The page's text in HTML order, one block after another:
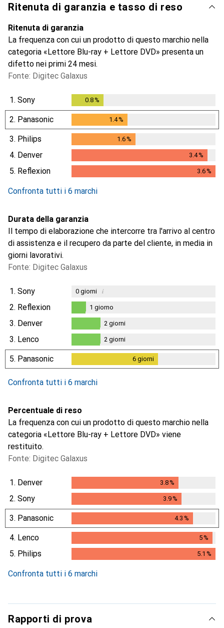
Ritenuta di garanzia e tasso di reso
Ritenuta di garanzia
La frequenza con cui un prodotto di questo marchio nella
categoria «Lettore Blu-ray + Lettore DVD» presenta un
difetto nei primi 24 mesi.
Fonte: Digitec Galaxus
1. Sony 0.8%
2. Panasonic 1.4%
3. Philips 1.6%
4. Denver 3.4%
3.4%
5. Reflexion 3.6%
Confronta tutti i 6 marchi
Durata della garanzia
Il tempo di elaborazione che intercorre tra l'arrivo al centro
di assistenza e il recupero da parte del cliente, in media in
giorni lavorativi.
Fonte: Digitec Galaxus
1. Sony 0giorni i
2. Reflexion
giorno
1 giorno
3. Denver
2giorni
2 giorni
3. Lenco
2giorni
2 giorni
5. Panasonic 6giorni
Confronta tutti i 6 marchi
Percentuale di reso
La frequenza con cui un prodotto di questo marchio nella
categoria «Lettore Blu-ray + Lettore DVD» viene
restituito.
Fonte: Digitec Galaxus
1. Denver 3.8%
2. Sony 3.9%
3. Panasonic 4.3 %
4. Lenco 5%
5%
5. Philips 5.1 %
Confronta tutti i 6 marchi
Rapporti di prova